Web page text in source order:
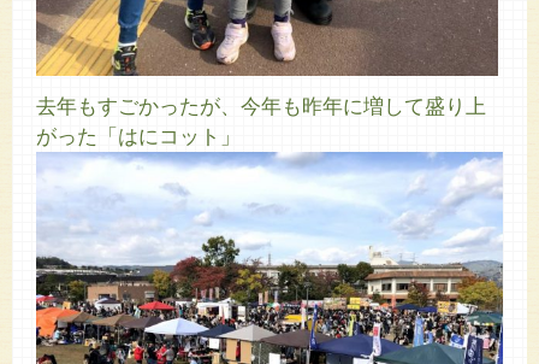
去年もすごかったが、今年も昨年に増して盛り上
がった「はにコット」